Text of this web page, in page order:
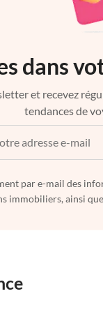
dans
et recevez
tendances de
par e-mail des
immobiliers, ainsi